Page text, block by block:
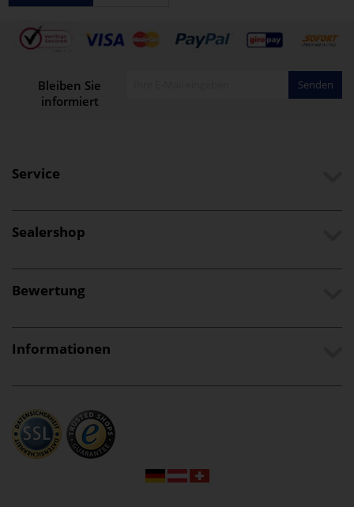
Bleiben Sie
informiert
Senden
Service
Sealershop
Bewertung
Informationen